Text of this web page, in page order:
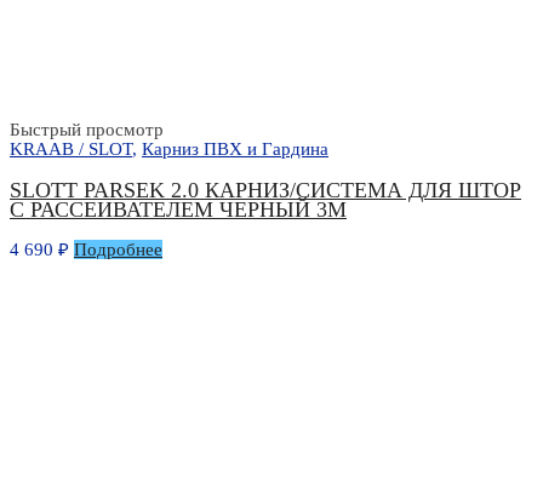
Быстрый просмотр
KRAAB / SLOT, Карниз ПВХ и Гардина
SLOTT PARSEK 2.0 КАРНИЗ/СИСТЕМА ДЛЯ ШТОР
С РАССЕИВАТЕЛЕМ ЧЕРНЫЙ 3М
4 690 ₽ Подробнее